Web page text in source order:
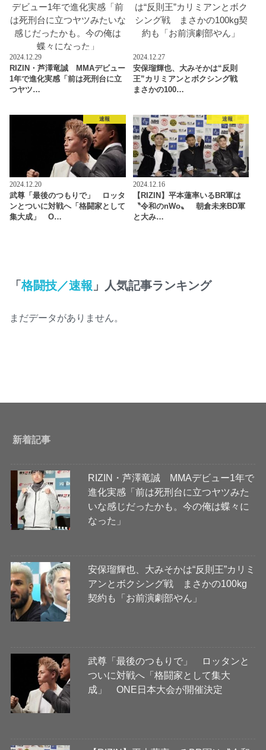
2024.12.29
RIZIN・芦澤竜誠 MMAデビュー
1年で進化実感「前は死刑台に立
つヤツ…
2024.12.27
安保瑠輝也、大みそかは“反則
王”カリミアンとボクシング戦
まさかの100…
速報
2024.12.20
武尊「最後のつもりで」 ロッタ
ンとついに対戦へ「格闘家として
集大成」 O…
速報
2024.12.16
【RIZIN】平本蓮率いるBR軍は
〝令和のnWo〟 朝倉未来BD軍
と大み…
「格闘技／速報 」人気記事ランキング
まだデータがありません。
新着記事
RIZIN・芦澤竜誠 MMAデビュー1年で
進化実感「前は死刑台に立つヤツみた
いな感じだったかも。今の俺は蝶々に
なった」
安保瑠輝也、大みそかは“反則王”カリミ
アンとボクシング戦 まさかの100kg
契約も「お前演劇部やん」
武尊「最後のつもりで」 ロッタンと
ついに対戦へ「格闘家として集大
成」 ONE日本大会が開催決定